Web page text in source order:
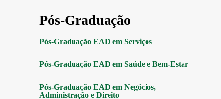
Pós-Graduação
Pós-Graduação EAD em Serviços
Pós-Graduação EAD em Saúde e Bem-Estar
Pós-Graduação EAD em Negócios,
Administração e Direito